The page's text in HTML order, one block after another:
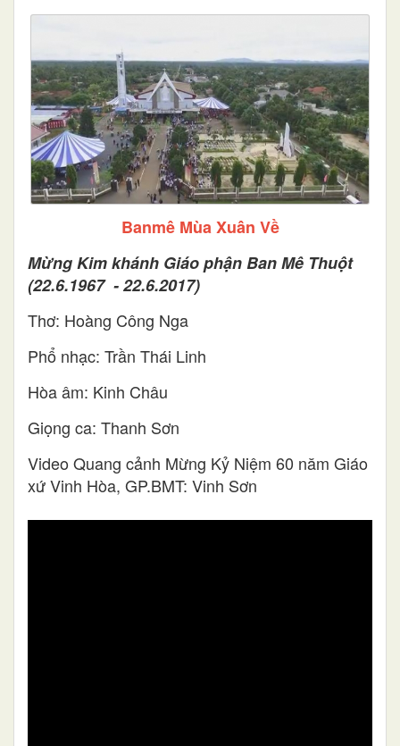
Banmê Mùa Xuân Về
Mừng Kim khánh Giáo phận Ban Mê Thuột
(22.6.1967 - 22.6.2017)
Thơ: Hoàng Công Nga
Phổ nhạc: Trần Thái Linh
Hòa âm: Kinh Châu
Giọng ca: Thanh Sơn
Video Quang cảnh Mừng Kỷ Niệm 60 năm Giáo
xứ Vinh Hòa, GP.BMT: Vinh Sơn